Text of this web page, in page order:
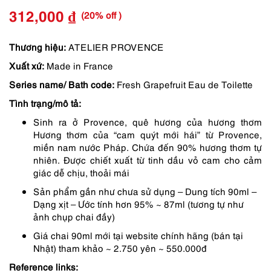
Giá
gốc
là:
390,000 ₫.
312,000 ₫
Giá
hiện
tại
là:
312,000 ₫.
(20% off )
Thương hiệu: ATELIER PROVENCE
Xuất xứ: Made in France
Series name/ Bath code: Fresh Grapefruit Eau de Toilette
Tình trạng/mô tả:
Sinh ra ở Provence, quê hương của hương thơm
Hương thơm của “cam quýt mới hái” từ Provence,
miền nam nước Pháp. Chứa đến 90% hương thơm tự
nhiên. Được chiết xuất từ tinh dầu vỏ cam cho cảm
giác dễ chịu, thoải mái
Sản phẩm gần như chưa sử dụng – Dung tích 90ml –
Dạng xịt – Ước tính hơn 95% ~ 87ml (tương tự như
ảnh chụp chai đầy)
Giá chai 90ml mới tại website chính hãng (bán tại
Nhật) tham khảo ~ 2.750 yên ~ 550.000đ
Reference links: